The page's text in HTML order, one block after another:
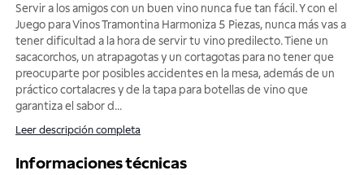
Servir a los amigos con un buen vino nunca fue tan fácil. Y con el
Juego para Vinos Tramontina Harmoniza 5 Piezas, nunca más vas a
tener dificultad a la hora de servir tu vino predilecto. Tiene un
sacacorchos, un atrapagotas y un cortagotas para no tener que
preocuparte por posibles accidentes en la mesa, además de un
práctico cortalacres y de la tapa para botellas de vino que
garantiza el sabor d ...
Leer descripción completa
Informaciones técnicas